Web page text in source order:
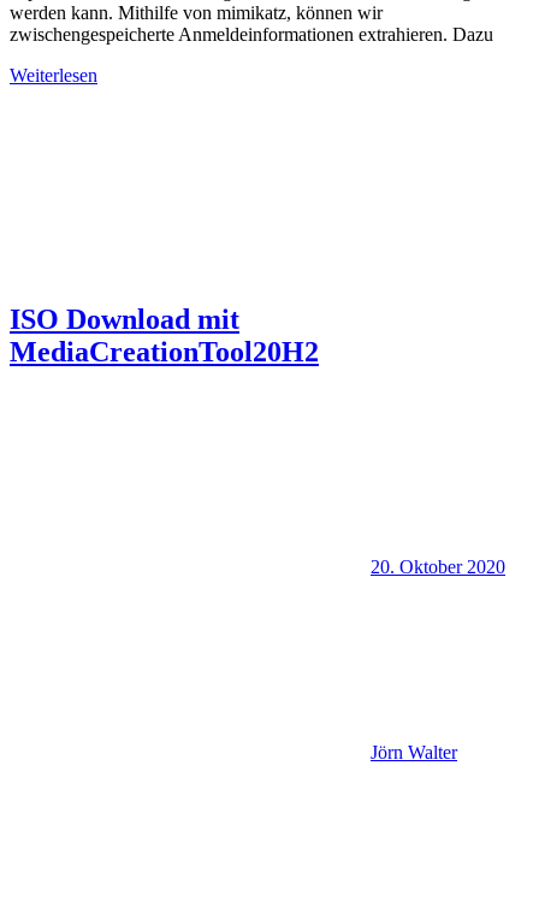
werden kann. Mithilfe von mimikatz, können wir
zwischengespeicherte Anmeldeinformationen extrahieren. Dazu
Weiterlesen
ISO Download mit
MediaCreationTool20H2
20. Oktober 2020
Jörn Walter